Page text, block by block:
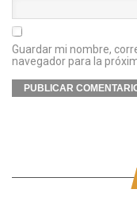
Guardar mi nombre,
navegador para la